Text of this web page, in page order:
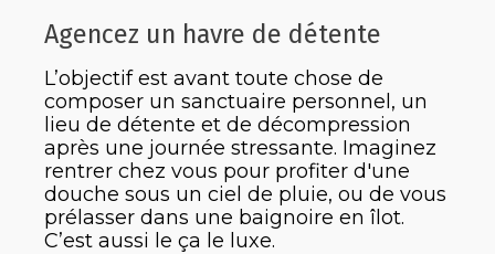
Agencez un havre de détente
L’objectif est avant toute chose de
composer un sanctuaire personnel, un
lieu de détente et de décompression
après une journée stressante. Imaginez
rentrer chez vous pour profiter d'une
douche sous un ciel de pluie, ou de vous
prélasser dans une baignoire en îlot.
C’est aussi le ça le luxe.